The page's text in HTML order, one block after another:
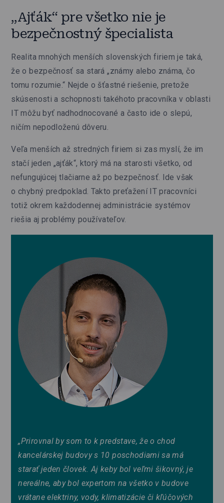
„Ajťák“ pre všetko nie je
bezpečnostný špecialista
Realita mnohých menších slovenských firiem je taká,
že o bezpečnosť sa stará „známy alebo známa, čo
tomu rozumie.“ Nejde o šťastné riešenie, pretože
skúsenosti a schopnosti takéhoto pracovníka v oblasti
IT môžu byť nadhodnocované a často ide o slepú,
ničím nepodloženú dôveru.
Veľa menších až stredných firiem si zas myslí, že im
stačí jeden „ajťák“, ktorý má na starosti všetko, od
nefungujúcej tlačiarne až po bezpečnosť. Ide však
o chybný predpoklad. Takto preťažení IT pracovníci
totiž okrem každodennej administrácie systémov
riešia aj problémy používateľov.
„Prirovnal by som to k predstave, že o chod
kancelárskej budovy s 10 poschodiami sa má
starať jeden človek. Aj keby bol veľmi šikovný, je
nereálne, aby bol expertom na všetko v budove
vrátane elektriny, vody, klimatizácie či kľúčových